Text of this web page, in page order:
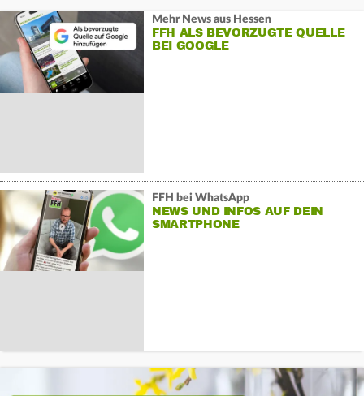
Mehr News aus Hessen
FFH ALS BEVORZUGTE QUELLE
BEI GOOGLE
FFH bei WhatsApp
NEWS UND INFOS AUF DEIN
SMARTPHONE